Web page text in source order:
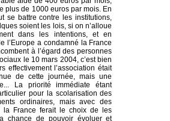
plus de 1000 euros par mois. En
se battre contre les institutions,
soient les lois, si on n’alloue
dans les intentions, et en
l’Europe a condamné la France
à l’égard des personnes
le 10 mars 2004, c’est bien
effectivement l’association était
de cette journée, mais une
La priorité immédiate étant
pour la scolarisation des
ordinaires, mais avec des
la France ferait le choix de les
chance de pouvoir évoluer et